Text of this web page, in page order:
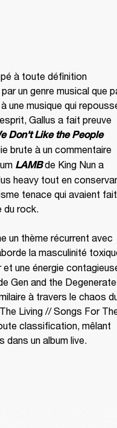
à toute définition
un genre musical que
une musique qui
Gallus a fait preuve
Don't Like the People
brute à un commentaire
LAMB de King Nun a
heavy tout en
tenace qui avaient fait
du rock.
la masculinité
et une énergie
Gen and the
à travers le chaos
Living // Songs For
classification, mêlant
un album live.